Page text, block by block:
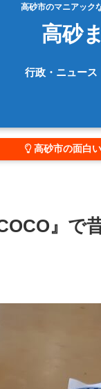
高砂市のマニアック
高砂
行政・ニュース
高砂市の面白
』で